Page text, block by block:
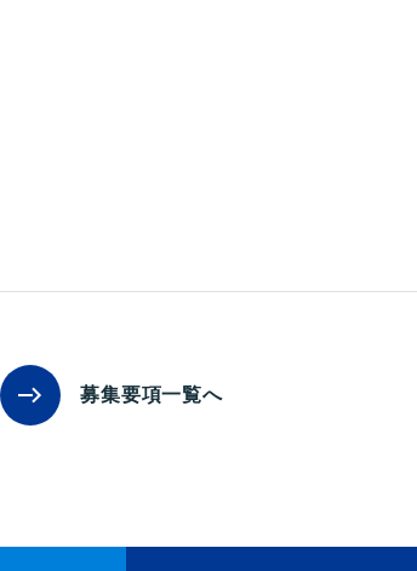
募集要項一覧へ